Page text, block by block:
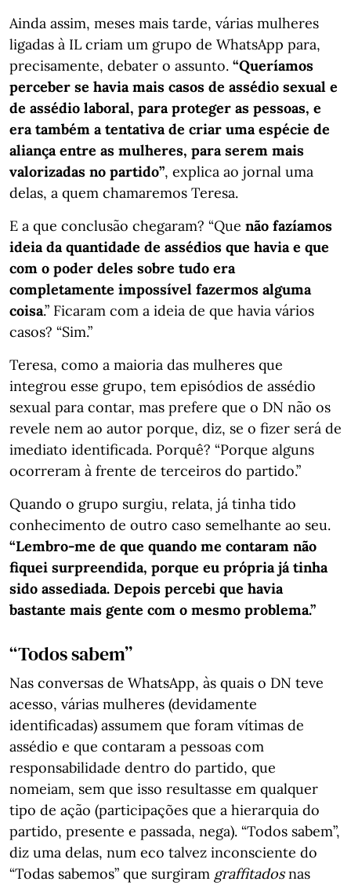
Ainda assim, meses mais tarde, várias mulheres
ligadas à IL criam um grupo de WhatsApp para,
precisamente, debater o assunto. “Queríamos
perceber se havia mais casos de assédio sexual e
de assédio laboral, para proteger as pessoas, e
era também a tentativa de criar uma espécie de
aliança entre as mulheres, para serem mais
valorizadas no partido”, explica ao jornal uma
delas, a quem chamaremos Teresa.
E a que conclusão chegaram? “Que não fazíamos
ideia da quantidade de assédios que havia e que
com o poder deles sobre tudo era
completamente impossível fazermos alguma
coisa.” Ficaram com a ideia de que havia vários
casos? “Sim.”
Teresa, como a maioria das mulheres que
integrou esse grupo, tem episódios de assédio
sexual para contar, mas prefere que o DN não os
revele nem ao autor porque, diz, se o fizer será de
imediato identificada. Porquê? “Porque alguns
ocorreram à frente de terceiros do partido.”
Quando o grupo surgiu, relata, já tinha tido
conhecimento de outro caso semelhante ao seu.
“Lembro-me de que quando me contaram não
fiquei surpreendida, porque eu própria já tinha
sido assediada. Depois percebi que havia
bastante mais gente com o mesmo problema.”
“Todos sabem”
Nas conversas de WhatsApp, às quais o DN teve
acesso, várias mulheres (devidamente
identificadas) assumem que foram vítimas de
assédio e que contaram a pessoas com
responsabilidade dentro do partido, que
nomeiam, sem que isso resultasse em qualquer
tipo de ação (participações que a hierarquia do
partido, presente e passada, nega). “Todos sabem”,
diz uma delas, num eco talvez inconsciente do
“Todas sabemos” que surgiram graffitadosnas